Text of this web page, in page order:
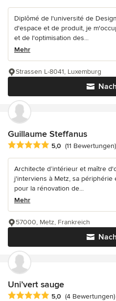
Diplômé de l'université de
d'espace et de produit, je
et de l'optimisation des...
Mehr
Strassen L-8041, Luxemburg
Guillaume Steffanus
Durchschnittliche Bewertung: 5
5,0 (11 Bewertungen)
Architecte d’intérieur et maître
j'interviens à Metz, sa périphérie
pour la rénovation de...
Mehr
57000, Metz, Frankreich
Uni’vert sauge
Durchschnittliche Bewertung: 5
5,0 (4 Bewertungen)